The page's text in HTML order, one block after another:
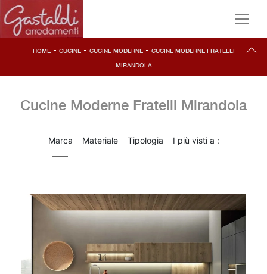
HOME- CUCINE- CUCINE MODERNE- CUCINE MODERNE FRATELLI
MIRANDOLA
Cucine Moderne Fratelli Mirandola
Marca Materiale Tipologia I più visti a :